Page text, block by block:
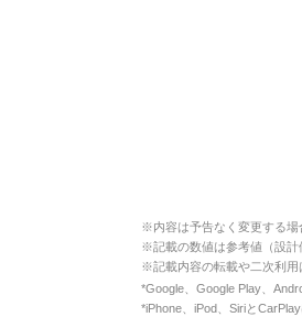
※内容は予告なく変更する場
※記載の数値は参考値（設計
※記載内容の転載や二次利用
*Google、Google Play、
*iPhone、iPod、Siriと